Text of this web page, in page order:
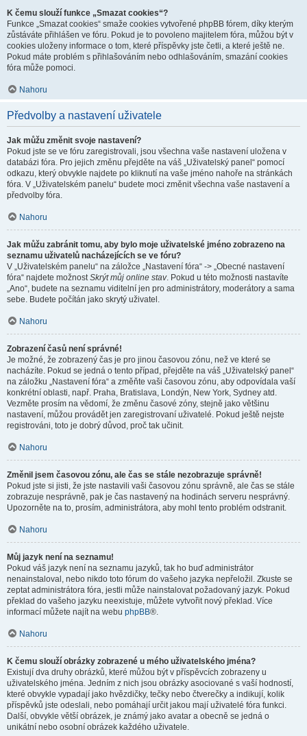
K čemu slouží funkce „Smazat cookies“?
Funkce „Smazat cookies“ smaže cookies vytvořené phpBB fórem, díky kterým
zůstáváte přihlášen ve fóru. Pokud je to povoleno majitelem fóra, můžou být v
cookies uloženy informace o tom, které příspěvky jste četli, a které ještě ne.
Pokud máte problém s přihlašováním nebo odhlašováním, smazání cookies
fóra může pomoci.
Nahoru
Předvolby a nastavení uživatele
Jak můžu změnit svoje nastavení?
Pokud jste se ve fóru zaregistrovali, jsou všechna vaše nastavení uložena v
databázi fóra. Pro jejich změnu přejděte na váš „Uživatelský panel“ pomocí
odkazu, který obvykle najdete po kliknutí na vaše jméno nahoře na stránkách
fóra. V „Uživatelském panelu“ budete moci změnit všechna vaše nastavení a
předvolby fóra.
Nahoru
Jak můžu zabránit tomu, aby bylo moje uživatelské jméno zobrazeno na
seznamu uživatelů nacházejících se ve fóru?
V „Uživatelském panelu“ na záložce „Nastavení fóra“ -> „Obecné nastavení
fóra“ najdete možnostSkrýt můj online stav. Pokud u této možnosti nastavíte
„Ano“, budete na seznamu viditelní jen pro administrátory, moderátory a sama
sebe. Budete počítán jako skrytý uživatel.
Nahoru
Zobrazení časů není správné!
Je možné, že zobrazený čas je pro jinou časovou zónu, než ve které se
nacházíte. Pokud se jedná o tento případ, přejděte na váš „Uživatelský panel“
na záložku „Nastavení fóra“ a změňte vaši časovou zónu, aby odpovídala vaší
konkrétní oblasti, např. Praha, Bratislava, Londýn, New York, Sydney atd.
Vezměte prosím na vědomí, že změnu časové zóny, stejně jako většinu
nastavení, můžou provádět jen zaregistrovaní uživatelé. Pokud ještě nejste
registrováni, toto je dobrý důvod, proč tak učinit.
Nahoru
Změnil jsem časovou zónu, ale čas se stále nezobrazuje správně!
Pokud jste si jisti, že jste nastavili vaši časovou zónu správně, ale čas se stále
zobrazuje nesprávně, pak je čas nastavený na hodinách serveru nesprávný.
Upozorněte na to, prosím, administrátora, aby mohl tento problém odstranit.
Nahoru
Můj jazyk není na seznamu!
Pokud váš jazyk není na seznamu jazyků, tak ho buď administrátor
nenainstaloval, nebo nikdo toto fórum do vašeho jazyka nepřeložil. Zkuste se
zeptat administrátora fóra, jestli může nainstalovat požadovaný jazyk. Pokud
překlad do vašeho jazyku neexistuje, můžete vytvořit nový překlad. Více
informací můžete najít na webu phpBB®.
Nahoru
K čemu slouží obrázky zobrazené u mého uživatelského jména?
Existují dva druhy obrázků, které můžou být v příspěvcích zobrazeny u
uživatelského jména. Jedním z nich jsou obrázky asociované s vaší hodností,
které obvykle vypadají jako hvězdičky, tečky nebo čtverečky a indikují, kolik
příspěvků jste odeslali, nebo pomáhají určit jakou mají uživatelé fóra funkci.
Další, obvykle větší obrázek, je známý jako avatar a obecně se jedná o
unikátní nebo osobní obrázek každého uživatele.